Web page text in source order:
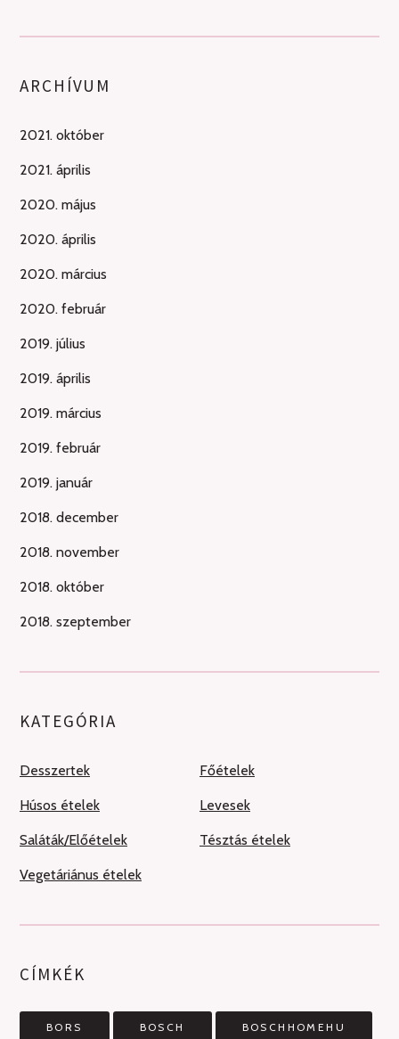
ARCHÍVUM
2021. október
2021. április
2020. május
2020. április
2020. március
2020. február
2019. július
2019. április
2019. március
2019. február
2019. január
2018. december
2018. november
2018. október
2018. szeptember
KATEGÓRIA
Desszertek Főételek
Húsos ételek Levesek
Saláták/Előételek Tésztás ételek
Vegetáriánus ételek
CÍMKÉK
BORS BOSCH BOSCHHOMEHU